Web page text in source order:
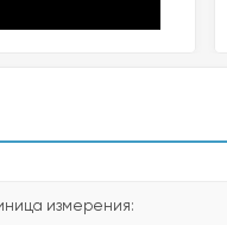
измерения: